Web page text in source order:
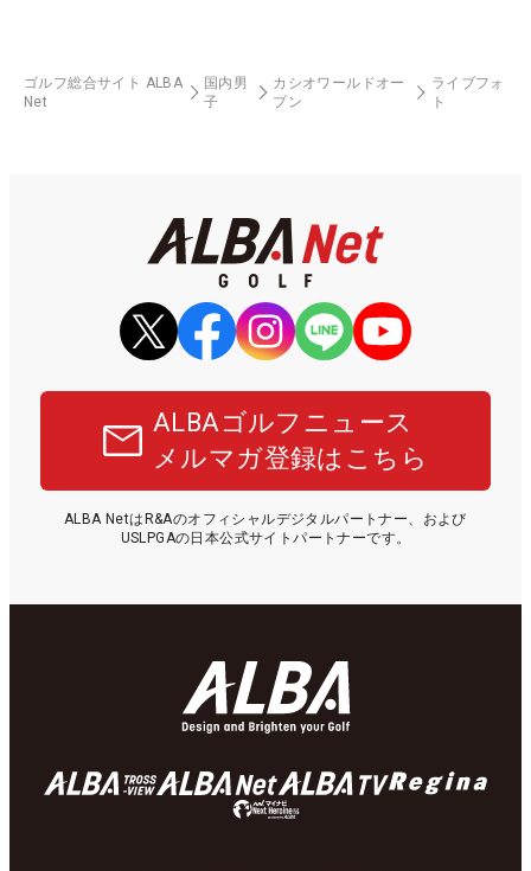
ゴルフ総合サイト ALBA
Net
国内男
子
カシオワールドオー
プン
ライブフォ
ト
ALBAゴルフニュース
メルマガ登録はこちら
ALBA NetはR&Aのオフィシャルデジタルパートナー、および
USLPGAの日本公式サイトパートナーです。